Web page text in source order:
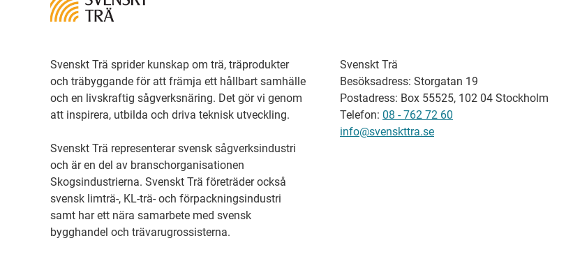
Svenskt Trä sprider kunskap om trä, träprodukter
och träbyggande för att främja ett hållbart samhälle
och en livskraftig sågverksnäring. Det gör vi genom
att inspirera, utbilda och driva teknisk utveckling.
Svenskt Trä representerar svensk sågverksindustri
och är en del av branschorganisationen
Skogsindustrierna. Svenskt Trä företräder också
svensk limträ-, KL-trä- och förpackningsindustri
samt har ett nära samarbete med svensk
bygghandel och trävarugrossisterna.
Svenskt Trä
Besöksadress: Storgatan 19
Postadress: Box 55525, 102 04 Stockholm
Telefon: 08 - 762 72 60
info@svenskttra.se